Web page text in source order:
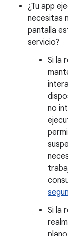
¿Tu app
necesitas
pantalla
servicio?
Si la
no
Si la